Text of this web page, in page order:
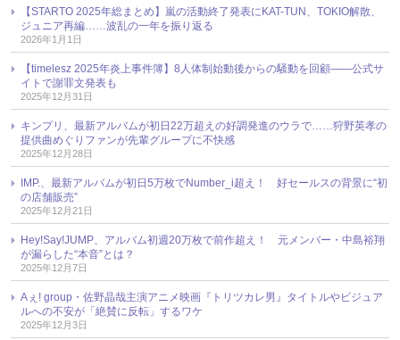
【STARTO 2025年総まとめ】嵐の活動終了発表にKAT-TUN、TOKIO解散、
ジュニア再編……波乱の一年を振り返る
2026年1月1日
【timelesz 2025年炎上事件簿】8人体制始動後からの騒動を回顧――公式サ
イトで謝罪文発表も
2025年12月31日
キンプリ、最新アルバムが初日22万超えの好調発進のウラで……狩野英孝の
提供曲めぐりファンが先輩グループに不快感
2025年12月28日
IMP.、最新アルバムが初日5万枚でNumber_i超え！ 好セールスの背景に“初
の店舗販売”
2025年12月21日
Hey!Say!JUMP、アルバム初週20万枚で前作超え！ 元メンバー・中島裕翔
が漏らした“本音”とは？
2025年12月7日
Aぇ! group・佐野晶哉主演アニメ映画『トリツカレ男』タイトルやビジュア
ルへの不安が「絶賛に反転」するワケ
2025年12月3日